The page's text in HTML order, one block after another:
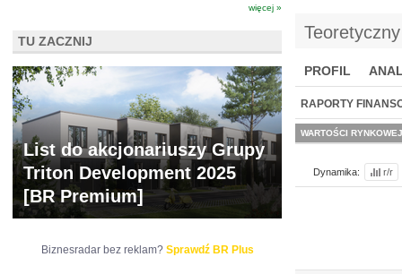
PROFIL
BR LAB
RAPORTY
WARTOŚCI RYNKOWEJ
Dynamika: r/r
więcej »
TU ZACZNIJ
List do akcjonariuszy Grupy
Triton Development 2025
[BR Premium]
Biznesradar bez reklam? Sprawdź BR Plus